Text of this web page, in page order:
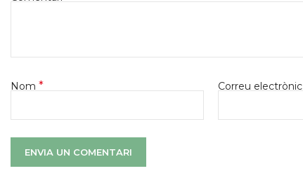
Nom * Correu